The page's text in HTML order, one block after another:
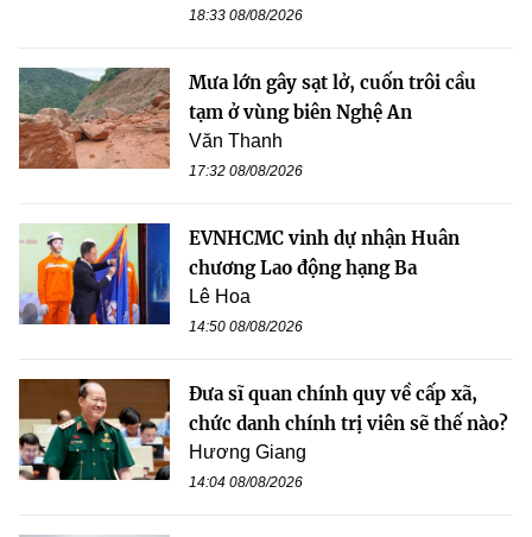
18:33 08/08/2026
Mưa lớn gây sạt lở, cuốn trôi cầu
tạm ở vùng biên Nghệ An
Văn Thanh
17:32 08/08/2026
EVNHCMC vinh dự nhận Huân
chương Lao động hạng Ba
Lê Hoa
14:50 08/08/2026
Đưa sĩ quan chính quy về cấp xã,
chức danh chính trị viên sẽ thế nào?
Hương Giang
14:04 08/08/2026